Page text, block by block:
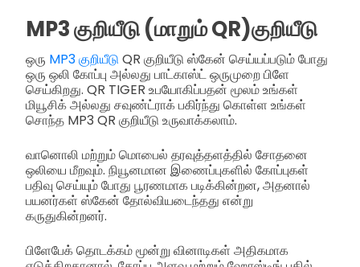
MP3 குறியீடு (மாறும் QR)குறியீடு
ஒரு MP3 குறியீடு QR குறியீடு ஸ்கேன் செய்யப்படும் போது
ஒரு ஒலி கோப்பு அல்லது பாட்காஸ்ட் ஒருமுறை பிளே
செய்கிறது. QR TIGER உபயோகிப்பதன் மூலம் உங்கள்
மியூசிக் அல்லது சவுண்ட்ராக் பகிர்ந்து கொள்ள உங்கள்
சொந்த MP3 QR குறியீடு உருவாக்கலாம்.
வானொலி மற்றும் மொபைல் தரவுத்தளத்தில் சோதனை
ஒலியை மீறவும். நியூனமான இணைப்புகளில் கோப்புகள்
பதிவு செய்யும் போது பூரணமாக படிக்கின்றன, அதனால்
பயனர்கள் ஸ்கேன் தோல்வியடைந்தது என்று
கருதுகின்றனர்.
பிளேபேக் தொடக்கம் மூன்று வினாடிகள் அதிகமாக